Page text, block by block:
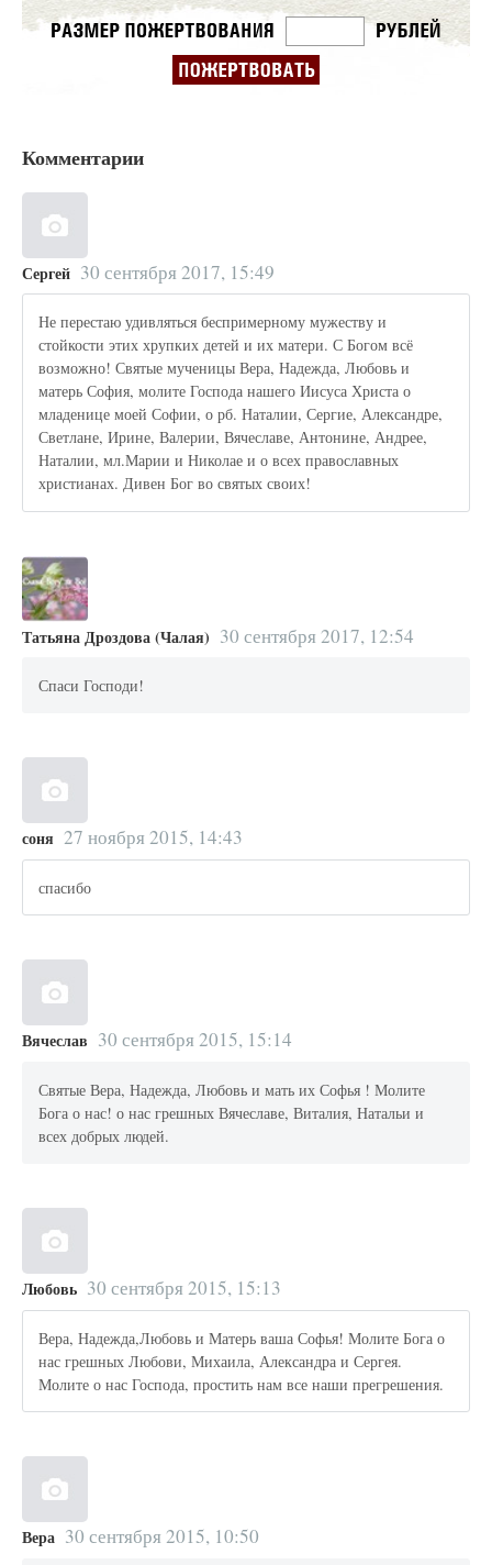
Комментарии
Сергей 30 сентября 2017, 15:49
Не перестаю удивляться беспримерному мужеству и
стойкости этих хрупких детей и их матери. С Богом всё
возможно! Святые мученицы Вера, Надежда, Любовь и
матерь София, молите Господа нашего Иисуса Христа о
младенице моей Софии, о рб. Наталии, Сергие, Александре,
Светлане, Ирине, Валерии, Вячеславе, Антонине, Андрее,
Наталии, мл.Марии и Николае и о всех православных
христианах. Дивен Бог во святых своих!
Татьяна Дроздова (Чалая) 30 сентября 2017, 12:54
Спаси Господи!
соня 27 ноября 2015, 14:43
спасибо
Вячеслав 30 сентября 2015, 15:14
Святые Вера, Надежда, Любовь и мать их Софья ! Молите
Бога о нас! о нас грешных Вячеславе, Виталия, Натальи и
всех добрых людей.
Любовь 30 сентября 2015, 15:13
Вера, Надежда,Любовь и Матерь ваша Софья! Молите Бога о
нас грешных Любови, Михаила, Александра и Сергея.
Молите о нас Господа, простить нам все наши прегрешения.
Вера 30 сентября 2015, 10:50